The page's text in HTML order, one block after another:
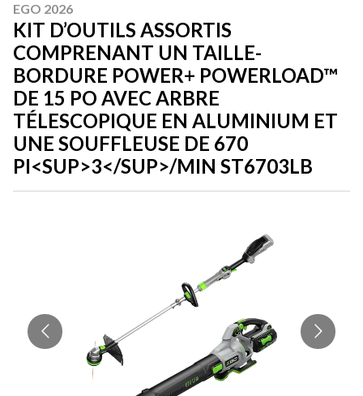
EGO 2026
KIT D’OUTILS ASSORTIS
COMPRENANT UN TAILLE-
BORDURE POWER+ POWERLOAD™
DE 15 PO AVEC ARBRE
TÉLESCOPIQUE EN ALUMINIUM ET
UNE SOUFFLEUSE DE 670
PI<SUP>3</SUP>/MIN ST6703LB